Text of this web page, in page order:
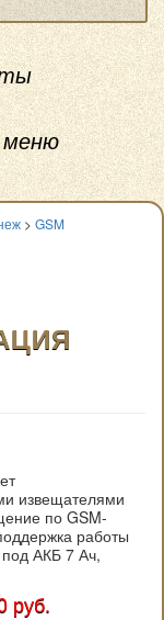
меню
> GSM
извещателями
по GSM-
работы
под АКБ 7 Ач,
руб.